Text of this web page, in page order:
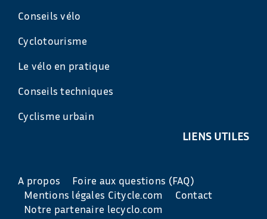
Conseils vélo
Cyclotourisme
Le vélo en pratique
Conseils techniques
Cyclisme urbain
LIENS UTILES
A propos
Foire aux questions (FAQ)
Mentions légales Citycle.com
Contact
Notre partenaire lecyclo.com